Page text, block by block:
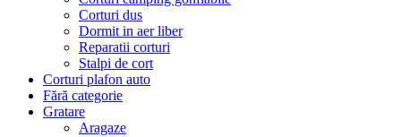
Corturi dus
Dormit in aer liber
Reparatii corturi
Stalpi de cort
Corturi plafon auto
Fără categorie
Gratare
Aragaze